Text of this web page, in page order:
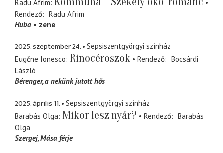
Radu Afrim
Rendező
Radu Afrim
Huba
zene
2025. szeptember 24.
Sepsiszentgyörgyi színház
Eugčne Ionesco Rinocéroszok Rendező
Bocsárdi
László
Bérenger a nekünk jutott hős
2025. április 11.
Sepsiszentgyörgyi színház
Barabás Olga Mikor lesz nyár? Rendező
Barabás
Olga
Szergej Mása férje